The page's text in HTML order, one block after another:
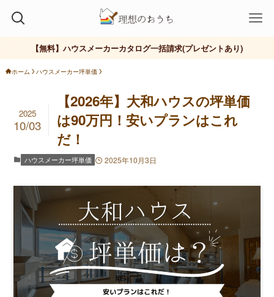
【無料】ハウスメーカーカタログ一括請求(プレゼントあり)
ホーム ハウスメーカー坪単価
【2026年】大和ハウスの坪単価
は90万円！安いプランはこれ
だ！
2025
10/03
ハウスメーカー坪単価 2025年10月3日